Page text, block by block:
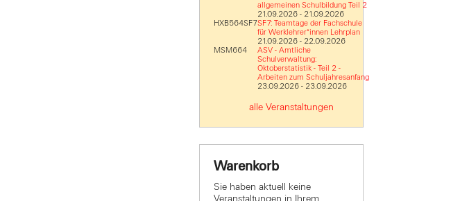
allgemeinen Schulbildung Teil 2
21.09.2026 - 21.09.2026
HXB564SF7SF7: Teamtage der Fachschule
für Werklehrer*innen Lehrplan
21.09.2026 - 22.09.2026
MSM664
ASV - Amtliche
Schulverwaltung:
Oktoberstatistik - Teil 2 -
Arbeiten zum Schuljahresanfang
23.09.2026 - 23.09.2026
alle Veranstaltungen
Warenkorb
Sie haben aktuell keine
Veranstaltungen in Ihrem